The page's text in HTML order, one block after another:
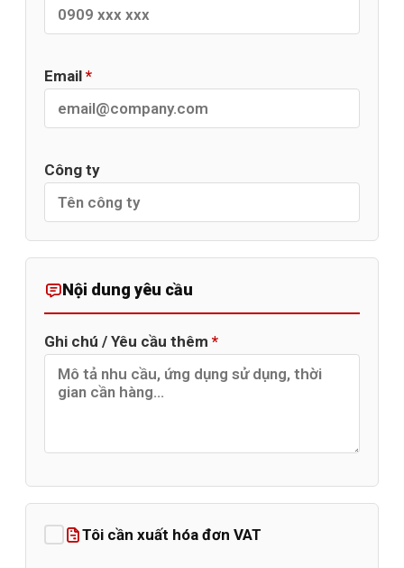
Email *
Công ty
Nội dung yêu cầu
Ghi chú / Yêu cầu thêm *
Tôi cần xuất hóa đơn VAT